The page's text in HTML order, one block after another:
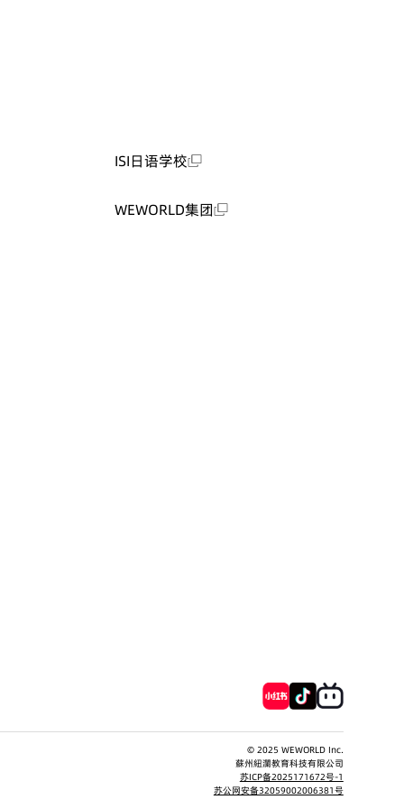
ISI日语学校
WEWORLD集团
© 2025 WEWORLD Inc.
蘇州紐瀾教育科技有限公司
苏ICP备2025171672号-1
苏公网安备32059002006381号